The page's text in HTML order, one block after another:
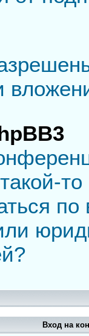
по
Вход на